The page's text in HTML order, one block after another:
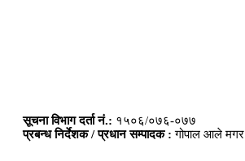
सूचना विभाग दर्ता नं.: १५०६/०७६-०७७
प्रबन्ध निर्देशक / प्रधान सम्पादक : गोपाल आले मगर